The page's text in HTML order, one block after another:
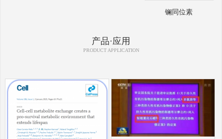
镧同位素
产品·应用
PRODUCT APPLICATION